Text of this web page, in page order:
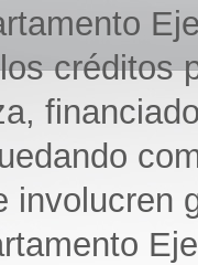
créditos
involucren